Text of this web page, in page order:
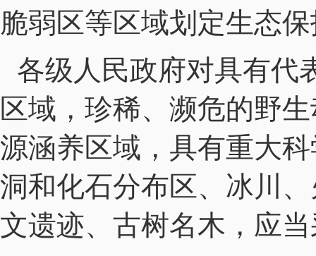
脆弱区等区域划定生态
各级人民政府对具有代
区域，珍稀、濒危的野
源涵养区域，具有重大
洞和化石分布区、冰川
文遗迹、古树名木，应